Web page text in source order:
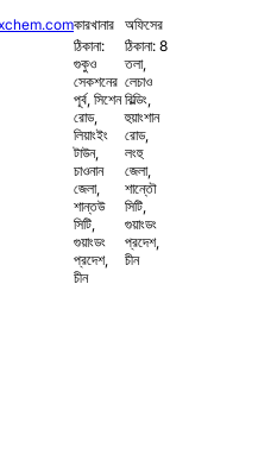
কারখানার
ঠিকানা:
গুকুও
সেকশনের
পূর্ব, সিশেন
রোড,
লিয়াংইং
টাউন,
চাওনান
জেলা,
শান্তউ
সিটি,
গুয়াংডং
প্রদেশ,
চীন
অফিসের
ঠিকানা: 8
তলা,
লেচাও
বিল্ডিং,
হুয়াংশান
রোড,
লংহু
জেলা,
শান্তৌ
সিটি,
গুয়াংডং
প্রদেশ,
চীন